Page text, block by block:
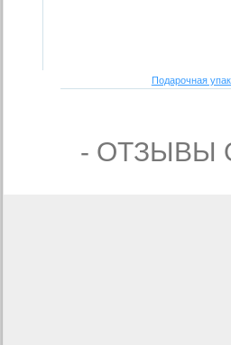
Подарочная
- ОТЗЫВЫ